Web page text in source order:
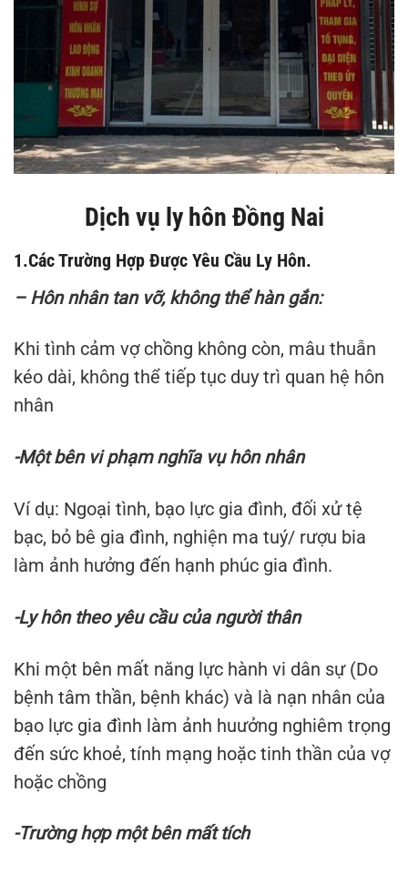
Dịch vụ ly hôn Đồng Nai
1.Các Trường Hợp Được Yêu Cầu Ly Hôn.
– Hôn nhân tan vỡ, không thể hàn gắn:
Khi tình cảm vợ chồng không còn, mâu thuẫn
kéo dài, không thể tiếp tục duy trì quan hệ hôn
nhân
-Một bên vi phạm nghĩa vụ hôn nhân
Ví dụ: Ngoại tình, bạo lực gia đình, đối xử tệ
bạc, bỏ bê gia đình, nghiện ma tuý/ rượu bia
làm ảnh hưởng đến hạnh phúc gia đình.
-Ly hôn theo yêu cầu của người thân
Khi một bên mất năng lực hành vi dân sự (Do
bệnh tâm thần, bệnh khác) và là nạn nhân của
bạo lực gia đình làm ảnh huưởng nghiêm trọng
đến sức khoẻ, tính mạng hoặc tinh thần của vợ
hoặc chồng
-Trường hợp một bên mất tích